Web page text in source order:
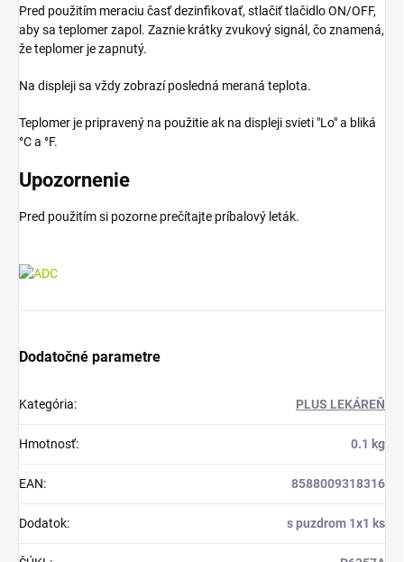
Pred použitím meraciu časť dezinfikovať, stlačiť tlačidlo ON/OFF,
aby sa teplomer zapol. Zaznie krátky zvukový signál, čo znamená,
že teplomer je zapnutý.
Na displeji sa vždy zobrazí posledná meraná teplota.
Teplomer je pripravený na použitie ak na displeji svieti "Lo" a bliká
°C a °F.
Upozornenie
Pred použitím si pozorne prečítajte príbalový leták.
Dodatočné parametre
Kategória: PLUS LEKÁREŇ
Hmotnosť: 0.1 kg
EAN: 8588009318316
Dodatok: s puzdrom 1x1 ks